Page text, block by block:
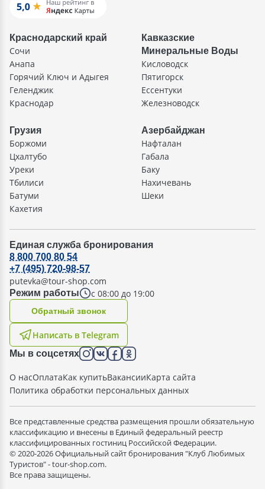
Краснодарский край
Сочи
Анапа
Горячий Ключ и Адыгея
Геленджик
Краснодар
Кавказские
Минеральные Воды
Кисловодск
Пятигорск
Ессентуки
Железноводск
Грузия
Боржоми
Цхалтубо
Уреки
Тбилиси
Батуми
Кахетия
Азербайджан
Нафталан
Габала
Баку
Нахичевань
Шеки
Единая служба бронирования
Режим работы с 08:00 до 19:00
8 800 700 80 54
+7 (495) 720-98-57
putevka@tour-shop.com
Написать в Telegram
Oбратный звонок
Мы в соцсетях
О насОплатаКак купитьВакансииКарта сайта
Политика обработки персональных данных
Все представленные средства размещения прошли обязательную
классификацию и внесены в Единый федеральный реестр
классифицированных гостиниц Российской Федерации.
© 2020-2026 Официальный сайт бронирования "Клуб Любимых
Туристов" - tour-shop.com.
Все права защищены.